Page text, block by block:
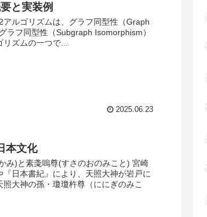
と実装例
ルゴリズムは、グラフ同型性（Graph
ラフ同型性（Subgraph Isomorphism）
ズムの一つで...
2025.06.23
本文化
み)と素戔嗚尊(すさのおのみこと) 宮崎
日本書紀』により、天照大神が岩戸に
大神の孫・瓊瓊杵尊（ににぎのみこ